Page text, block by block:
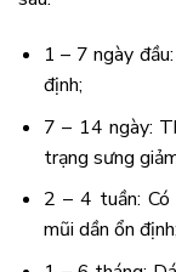
1 – 7 ngày
định;
7 – 14 ngày:
trạng sưng
2 – 4 tuần:
mũi dần ổn định;